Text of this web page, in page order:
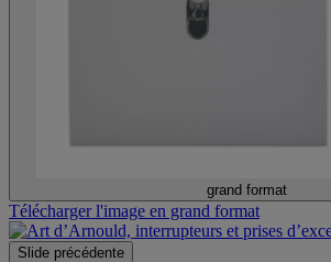
grand format
Télécharger l'image en grand format
Slide précédente